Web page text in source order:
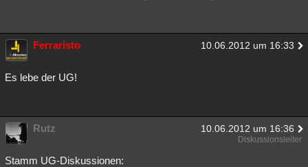
weitere Rubriken
Philosophie
Musik Clash Verbesserungen Allmystery English
Übersichten
Besucht Teilgenommen
Ferraristo 10.06.2012 um 16:33
Es lebe der UG!
Rutz 10.06.2012 um 16:36
Diskussionsleiter
Stamm UG-Diskussionen: